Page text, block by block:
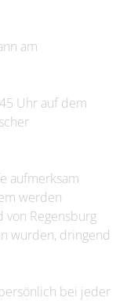
am
Uhr auf dem
aufmerksam
werden
von Regensburg
wurden, dringend
bei jeder